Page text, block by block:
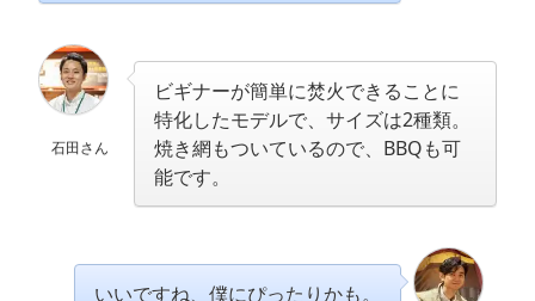
石田さん
ビギナーが簡単に焚火できることに
特化したモデルで、サイズは2種類。
焼き網もついているので、BBQも可
能です。
いいですね、僕にぴったりかも。